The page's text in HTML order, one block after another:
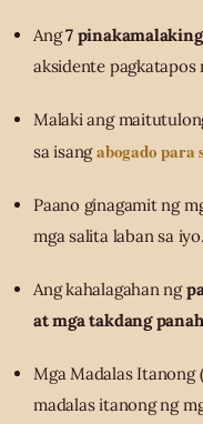
Ang7
aksidente pagkatapos
Malaki ang
sa isangabogado para
Paano ginagamit ng
mga salita laban sa iyo.
Ang kahalagahan ng
at mga takdang
Mga Madalas Itanong
madalas itanong ng